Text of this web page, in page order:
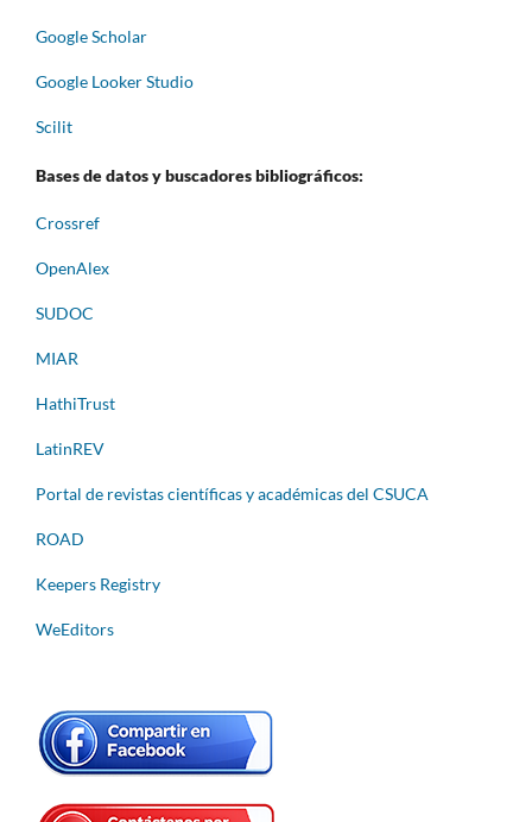
Google Scholar
Google Looker Studio
Scilit
Bases de datos y buscadores bibliográficos:
Crossref
OpenAlex
SUDOC
MIAR
HathiTrust
LatinREV
Portal de revistas científicas y académicas del CSUCA
ROAD
Keepers Registry
WeEditors